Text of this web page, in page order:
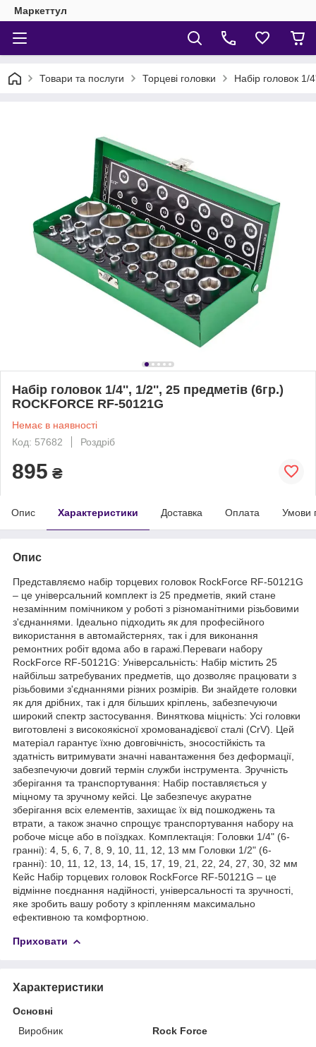
Маркеттул
Товари та послуги Торцеві головки Набір головок
Набір головок 1/4'', 1/2'', 25 предметів (6гр.)
ROCKFORCE RF-50121G
Немає в наявності
Код: 57682
Роздріб
895 ₴
Опис Характеристики Доставка Оплата Умови
Опис
Представляємо набір торцевих головок RockForce RF-50121G
– це універсальний комплект із 25 предметів, який стане
незамінним помічником у роботі з різноманітними різьбовими
з'єднаннями. Ідеально підходить як для професійного
використання в автомайстернях, так і для виконання
ремонтних робіт вдома або в гаражі.Переваги набору
RockForce RF-50121G: Універсальність: Набір містить 25
найбільш затребуваних предметів, що дозволяє працювати з
різьбовими з'єднаннями різних розмірів. Ви знайдете головки
як для дрібних, так і для більших кріплень, забезпечуючи
широкий спектр застосування. Виняткова міцність: Усі головки
виготовлені з високоякісної хромованадієвої сталі (CrV). Цей
матеріал гарантує їхню довговічність, зносостійкість та
здатність витримувати значні навантаження без деформації,
забезпечуючи довгий термін служби інструмента. Зручність
зберігання та транспортування: Набір поставляється у
міцному та зручному кейсі. Це забезпечує акуратне
зберігання всіх елементів, захищає їх від пошкоджень та
втрати, а також значно спрощує транспортування набору на
робоче місце або в поїздках. Комплектація: Головки 1/4" (6-
гранні): 4, 5, 6, 7, 8, 9, 10, 11, 12, 13 мм Головки 1/2" (6-
гранні): 10, 11, 12, 13, 14, 15, 17, 19, 21, 22, 24, 27, 30, 32 мм
Кейс Набір торцевих головок RockForce RF-50121G – це
відмінне поєднання надійності, універсальності та зручності,
яке зробить вашу роботу з кріпленням максимально
ефективною та комфортною.
Приховати
Характеристики
Основні
Виробник
Rock Force